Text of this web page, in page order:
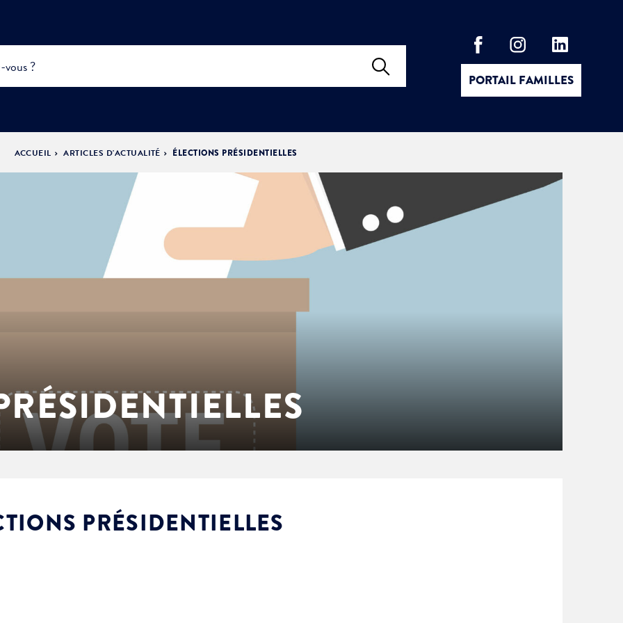
PORTAIL FAMILLES
ACTUALITÉS &
ÉVÈNEMENTS
DÉMOCRATIE
PARTICIPATIVE
ACCUEIL ARTICLES D'ACTUALITÉ ÉLECTIONS PRÉSIDENTIELLES
PRÉSIDENTIELLES